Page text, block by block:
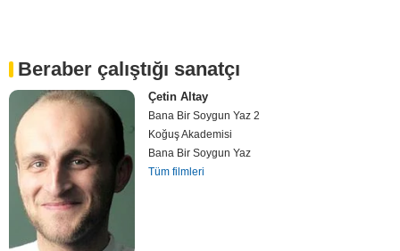
Beraber çalıştığı sanatçı
Çetin Altay
Bana Bir Soygun Yaz 2
Koğuş Akademisi
Bana Bir Soygun Yaz
Tüm filmleri